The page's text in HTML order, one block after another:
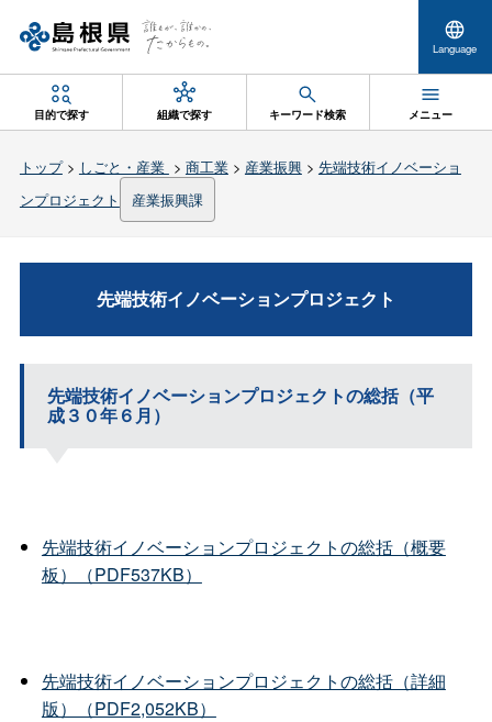
Language
目的で探す 組織で探す キーワード検索 メニュー
トップ> しごと・産業 > 商工業> 産業振興> 先端技術イノベーショ
ンプロジェクト
産業振興課
先端技術イノベーションプロジェクト
先端技術イノベーションプロジェクトの総括（平
成３０年６月）
先端技術イノベーションプロジェクトの総括（概要
板）（PDF537KB）
先端技術イノベーションプロジェクトの総括（詳細
版）（PDF2,052KB）